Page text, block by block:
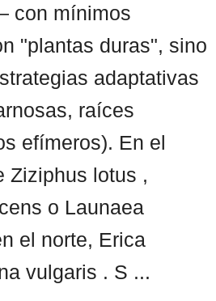
con mínimos
"plantas duras", sino
adaptativas
raíces
efímeros). En el
Ziziphus lotus ,
o Launaea
el norte, Erica
vulgaris . S ...